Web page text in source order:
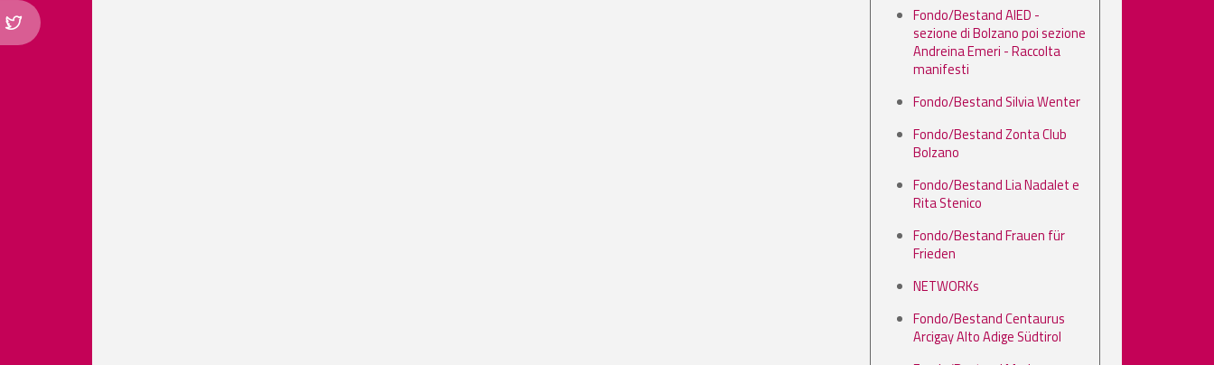
Fondo/Bestand AIED -
sezione di Bolzano poi sezione
Andreina Emeri - Raccolta
manifesti
Fondo/Bestand Silvia Wenter
Fondo/Bestand Zonta Club
Bolzano
Fondo/Bestand Lia Nadalet e
Rita Stenico
Fondo/Bestand Frauen für
Frieden
NETWORKs
Fondo/Bestand Centaurus
Arcigay Alto Adige Südtirol